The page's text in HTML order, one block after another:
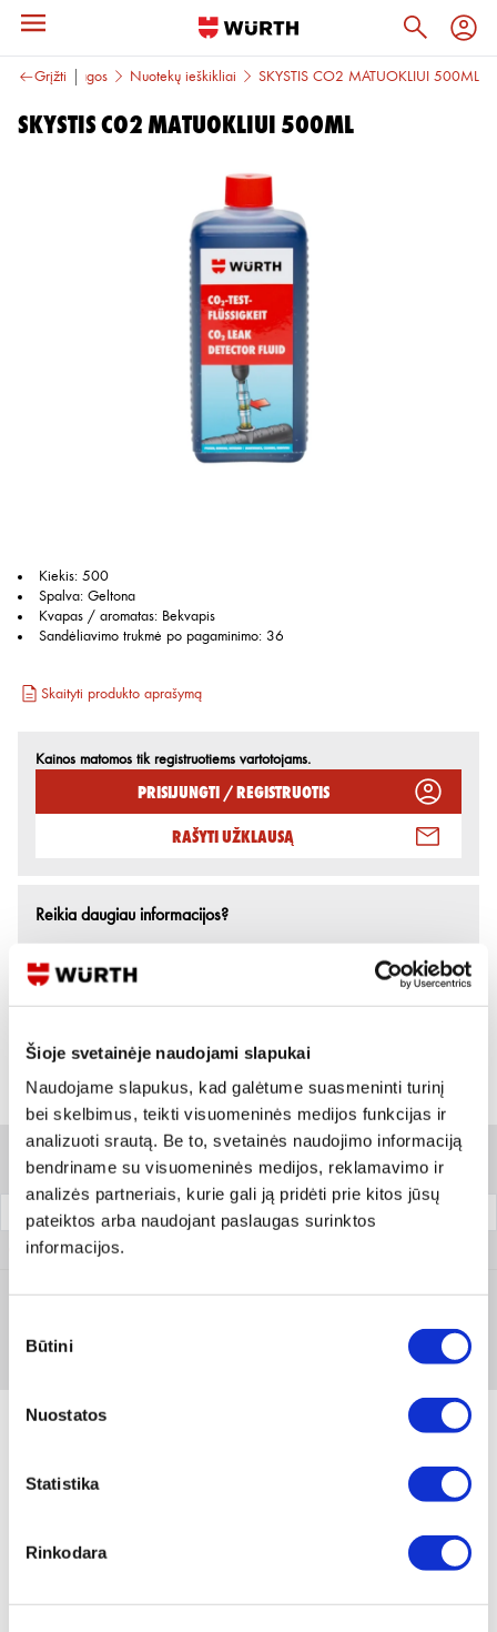
Šioje svetainėje naudojami slapukai
Naudojame slapukus, kad galėtume suasmeninti turinį
bei skelbimus, teikti visuomeninės medijos funkcijas ir
analizuoti srautą. Be to, svetainės naudojimo informaciją
bendriname su visuomeninės medijos, reklamavimo ir
analizės partneriais, kurie gali ją pridėti prie kitos jūsų
pateiktos arba naudojant paslaugas surinktos
informacijos.
pasirinkimas
Būtini
Nuostatos
Statistika
Rinkodara
Grįžti
medžiagos Nuotekų ieškikliai SKYSTIS CO2 MATUOKLIUI 500ML
SKYSTIS CO2 MATUOKLIUI 500ML
Kiekis: 500
Spalva: Geltona
Kvapas / aromatas: Bekvapis
Sandėliavimo trukmė po pagaminimo: 36
Skaityti produkto aprašymą
Kainos matomos tik registruotiems vartotojams.
Prisijungti / Registruotis
Rašyti užklausą
Reikia daugiau informacijos?
Variantai
Filtrai
Pakuotė
0893 202
CO2nuotėkio diagnostikos skystis